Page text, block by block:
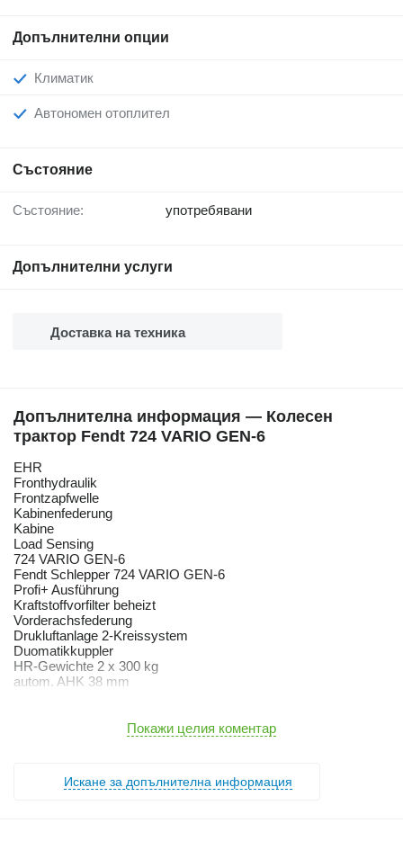
Допълнителни опции
Климатик
Автономен отоплител
Състояние
Състояние: употребявани
Допълнителни услуги
Доставка на техника
Допълнителна информация — Колесен
трактор Fendt 724 VARIO GEN-6
EHR
Fronthydraulik
Frontzapfwelle
Kabinenfederung
Kabine
Load Sensing
724 VARIO GEN-6
Fendt Schlepper 724 VARIO GEN-6
Profi+ Ausführung
Kraftstoffvorfilter beheizt
Vorderachsfederung
Drukluftanlage 2-Kreissystem
Duomatikkuppler
HR-Gewichte 2 x 300 kg
autom. AHK 38 mm
Frontkraftheber EHR mit Lageregelung / Entlastung
Zapfwelle
Покажи целия коментар
Искане за допълнителна информация